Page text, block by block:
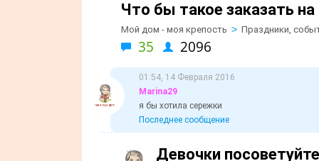
Что бы такое заказать
Мой дом - моя крепость > Праздники,
35 2096
01:54, 14 Февраля 2016
Marina29
я бы хотила сережки
Последнее сообщение
Девочки